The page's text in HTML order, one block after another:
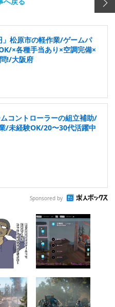
松原市の軽作業/ゲームパ
×各種手当あり×空調完備×
!/大阪府
コントローラーの組立補助/
/未経験OK/20〜30代活躍中
Sponsored by